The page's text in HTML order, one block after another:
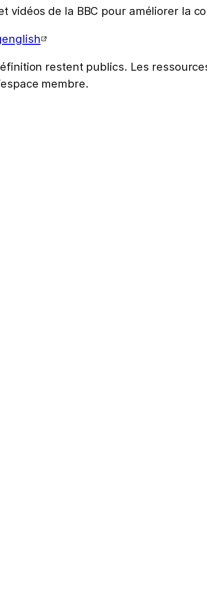
vidéos de la BBC pour améliorer la
restent publics. Les
membre.